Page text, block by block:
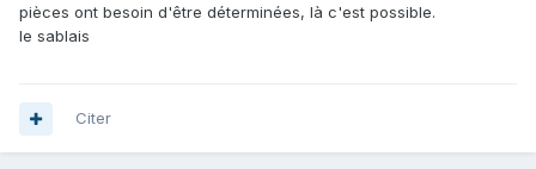
pièces ont besoin d'être déterminées, là c'est possible.
le sablais
Citer